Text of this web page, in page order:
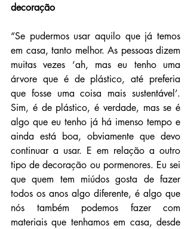
decoração
“Se pudermos usar aquilo que já temos
em casa, tanto melhor. As pessoas dizem
muitas vezes ‘ah, mas eu tenho uma
árvore que é de plástico, até preferia
que fosse uma coisa mais sustentável’.
Sim, é de plástico, é verdade, mas se é
algo que eu tenho já há imenso tempo e
ainda está boa, obviamente que devo
continuar a usar. E em relação a outro
tipo de decoração ou pormenores. Eu sei
que quem tem miúdos gosta de fazer
todos os anos algo diferente, é algo que
nós também podemos fazer com
materiais que tenhamos em casa, desde